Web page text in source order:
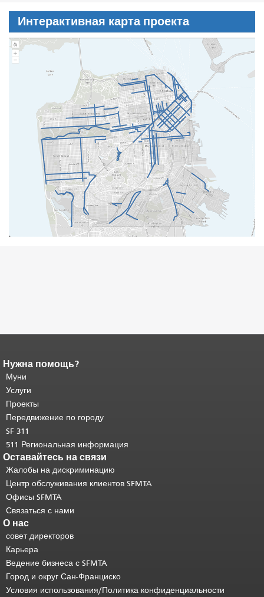
Интерактивная карта проекта
Конец содержимого
страницы.
страницы повторяется на каждой
странице.
основного содержимого .
Нужна помощь?
Муни
Услуги
Проекты
Передвижение по городу
SF 311
511 Региональная информация
Оставайтесь на связи
Жалобы на дискриминацию
Центр обслуживания клиентов SFMTA
Офисы SFMTA
Связаться с нами
О нас
совет директоров
Карьера
Ведение бизнеса с SFMTA
Город и округ Сан-Франциско
Условия использования/Политика конфиденциальности